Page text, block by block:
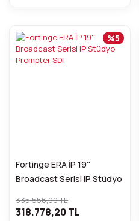
Fortinge ERA İP 19''
Broadcast Serisi IP Stüdyo
%5
335.556,00 TL
318.778,20 TL